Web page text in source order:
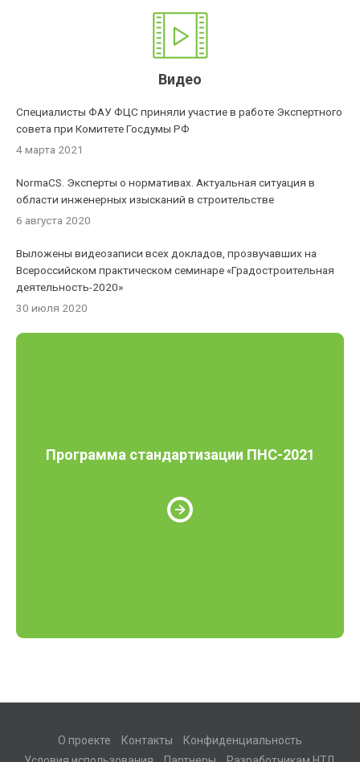
Видео
Специалисты ФАУ ФЦС приняли участие в работе Экспертного
совета при Комитете Госдумы РФ
4 марта 2021
NormaCS. Эксперты о нормативах. Актуальная ситуация в
области инженерных изысканий в строительстве
6 августа 2020
Выложены видеозаписи всех докладов, прозвучавших на
Всероссийском практическом семинаре «Градостроительная
деятельность-2020»
30 июля 2020
Программа стандартизации ПНС-2021
О проекте Контакты
Конфиденциальность